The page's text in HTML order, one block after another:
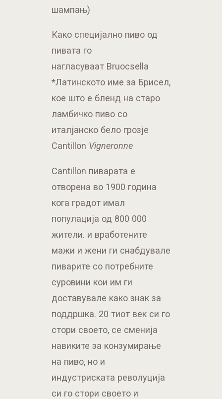
шампањ)
Како специјално пиво од
пивата го
нагласуваат Bruocsella
*Латинското име за Брисел,
кое што е бленд на старо
ламбичко пиво со
италјанско бело грозје
Cantillon Vigneronne
Cantillon пиварата е
отворена во 1900 година
кога градот имал
популација од 800 000
жители. и вработените
мажи и жени ги снабдувале
пиварите со потребните
суровини кои им ги
доставувале како знак за
поддршка. 20 тиот век си го
стори своето, се сменија
навиките за конзумирање
на пиво, но и
индустриската револуција
си го стори своето и